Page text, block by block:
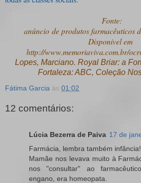
Fonte:
anúncio de produtos farmacêuticos
Disponivel em
http://www.memoriaviva.com.br/
Lopes, Marciano. Royal Briar: a
Fortaleza: ABC, Coleção
Fátima Garcia às 01:02
12 comentários:
Lúcia Bezerra de Paiva 17 de
Farmácia, lembra também infância!
Mamãe nos levava muito à
nos "consultar" ao
engano, era homeopata.